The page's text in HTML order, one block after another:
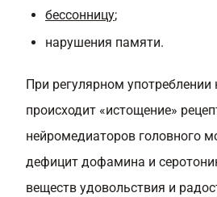
бессонницу;
нарушения памяти.
При регулярном употреблении
происходит «истощение»
нейромедиаторов головного
дефицит дофамина и
веществ удовольствия и